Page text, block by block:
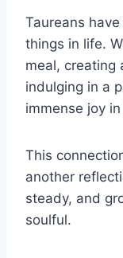
Taureans
things in life.
meal, creating
indulging in a
immense joy
This
another
steady, and
soulful.